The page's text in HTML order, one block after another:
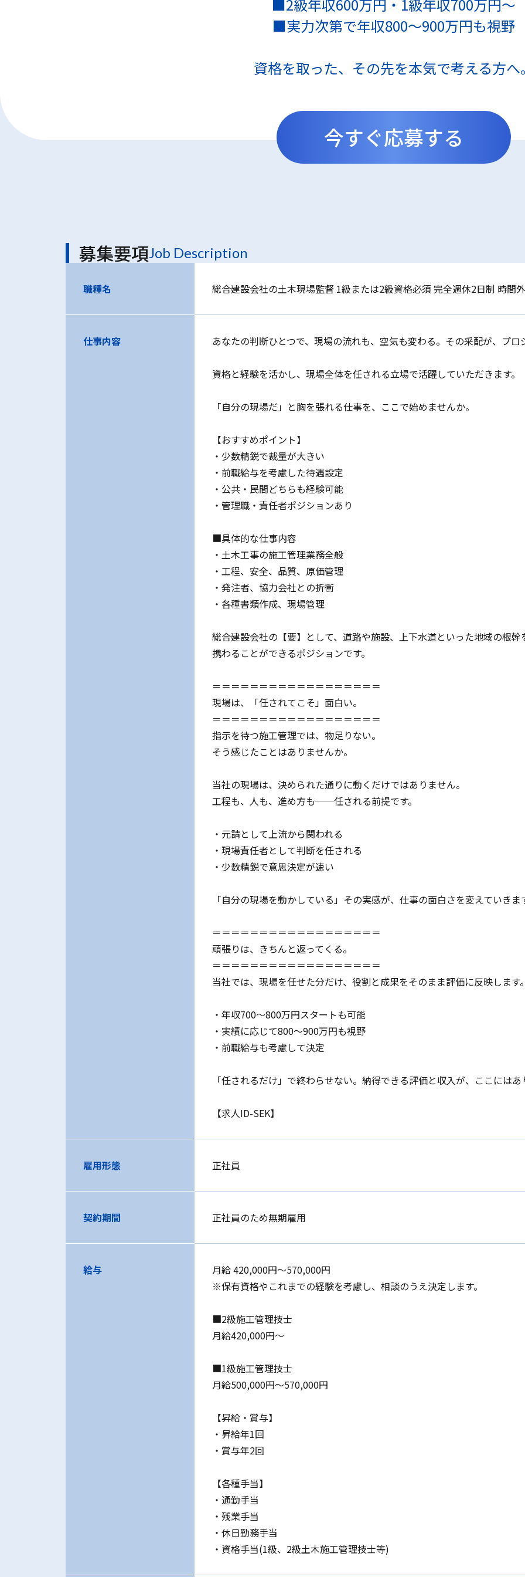
■2級年収600万円・1級年収700万円～
■実力次第で年収800～900万円も視野
資格を取った、その先を本気で考える方へ
今すぐ応募する
募集要項Job Description
職種名 総合建設会社の土木現場監督 1級または2級資格必須 完全週休2日制 時間
仕事内容 あなたの判断ひとつで、現場の流れも、空気も変わる。その采配が、プ
資格と経験を活かし、現場全体を任される立場で活躍していただきます。
「自分の現場だ」と胸を張れる仕事を、ここで始めませんか。
【おすすめポイント】
・少数精鋭で裁量が大きい
・前職給与を考慮した待遇設定
・公共・民間どちらも経験可能
・管理職・責任者ポジションあり
■具体的な仕事内容
・土木工事の施工管理業務全般
・工程、安全、品質、原価管理
・発注者、協力会社との折衝
・各種書類作成、現場管理
総合建設会社の【要】として、道路や施設、上下水道といった地域の根
携わることができるポジションです。
＝＝＝＝＝＝＝＝＝＝＝＝＝＝＝＝＝＝
現場は、「任されてこそ」面白い。
＝＝＝＝＝＝＝＝＝＝＝＝＝＝＝＝＝＝
指示を待つ施工管理では、物足りない。
そう感じたことはありませんか。
当社の現場は、決められた通りに動くだけではありません。
工程も、人も、進め方も──任される前提です。
・元請として上流から関われる
・現場責任者として判断を任される
・少数精鋭で意思決定が速い
「自分の現場を動かしている」その実感が、仕事の面白さを変えていきま
＝＝＝＝＝＝＝＝＝＝＝＝＝＝＝＝＝＝
頑張りは、きちんと返ってくる。
＝＝＝＝＝＝＝＝＝＝＝＝＝＝＝＝＝＝
当社では、現場を任せた分だけ、役割と成果をそのまま評価に反映します
・年収700～800万円スタートも可能
・実績に応じて800～900万円も視野
・前職給与も考慮して決定
「任されるだけ」で終わらせない。納得できる評価と収入が、ここにはあ
【求人ID-SEK】
雇用形態 正社員
契約期間 正社員のため無期雇用
給与
月給 420,000円〜570,000円
※保有資格やこれまでの経験を考慮し、相談のうえ決定します。
■2級施工管理技士
月給420,000円～
■1級施工管理技士
月給500,000円～570,000円
【昇給・賞与】
・昇給年1回
・賞与年2回
【各種手当】
・通勤手当
・残業手当
・休日勤務手当
・資格手当(1級、2級土木施工管理技士等)